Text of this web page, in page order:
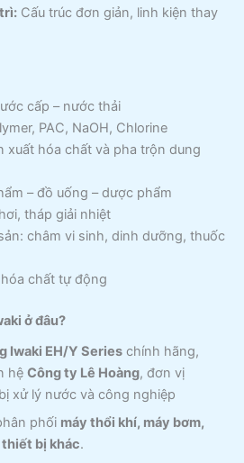
Cấu trúc đơn giản, linh kiện thay
cấp – nước thải
PAC, NaOH, Chlorine
xuất hóa chất và pha trộn dung
– đồ uống – dược phẩm
tháp giải nhiệt
châm vi sinh, dinh dưỡng, thuốc
chất tự động
ở đâu?
Iwaki EH/Y Series chính hãng,
hệ Công ty Lê Hoàng, đơn vị
xử lý nước và công nghiệp
phối máy thổi khí, máy bơm,
bị khác.